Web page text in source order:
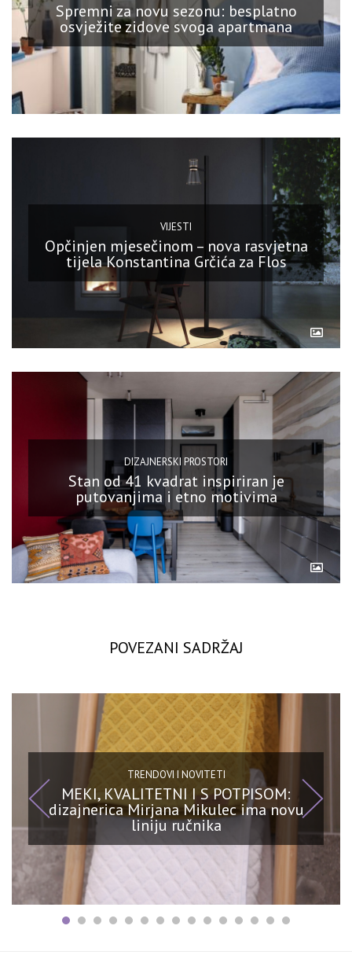
Spremni za novu sezonu: besplatno
osvježite zidove svoga apartmana
VIJESTI
Opčinjen mjesečinom – nova rasvjetna
tijela Konstantina Grčića za Flos
DIZAJNERSKI PROSTORI
Stan od 41 kvadrat inspiriran je
putovanjima i etno motivima
POVEZANI SADRŽAJ
TRENDOVI I NOVITETI
MEKI, KVALITETNI I S POTPISOM:
dizajnerica Mirjana Mikulec ima novu
liniju ručnika